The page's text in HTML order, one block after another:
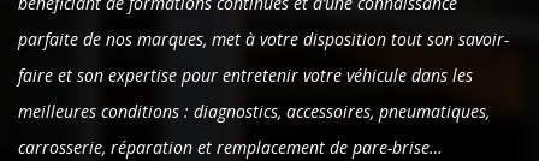
parfaite de nos marques, met à votre disposition tout son savoir-
faire et son expertise pour entretenir votre véhicule dans les
meilleures conditions : diagnostics, accessoires, pneumatiques,
carrosserie, réparation et remplacement de pare-brise…